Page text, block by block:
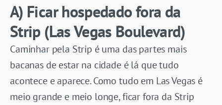
A) Ficar hospedado fora da
Strip (Las Vegas Boulevard)
Caminhar pela Strip é uma das partes mais
bacanas de estar na cidade é lá que tudo
acontece e aparece. Como tudo em Las Vegas é
meio grande e meio longe, ficar fora da Strip